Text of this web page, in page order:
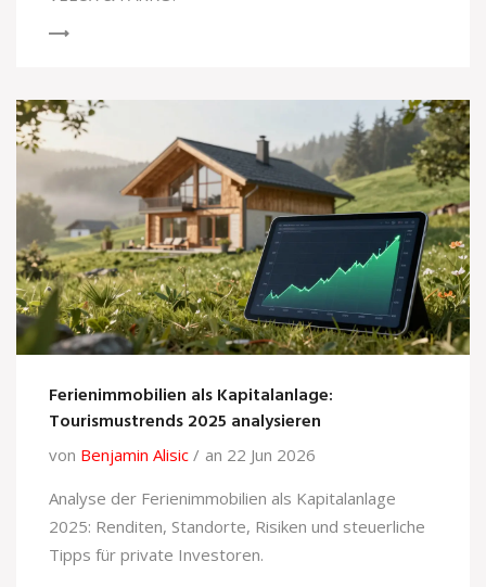
Ferienimmobilien als Kapitalanlage:
Tourismustrends 2025 analysieren
von Benjamin Alisic
an 22 Jun 2026
Analyse der Ferienimmobilien als Kapitalanlage
2025: Renditen, Standorte, Risiken und steuerliche
Tipps für private Investoren.